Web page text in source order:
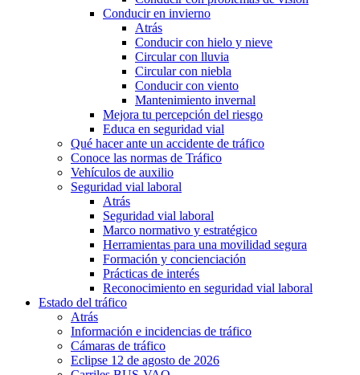
Conducir en invierno
Atrás
Conducir con hielo y nieve
Circular con lluvia
Circular con niebla
Conducir con viento
Mantenimiento invernal
Mejora tu percepción del riesgo
Educa en seguridad vial
Qué hacer ante un accidente de tráfico
Conoce las normas de Tráfico
Vehículos de auxilio
Seguridad vial laboral
Atrás
Seguridad vial laboral
Marco normativo y estratégico
Herramientas para una movilidad segura
Formación y concienciación
Prácticas de interés
Reconocimiento en seguridad vial laboral
Estado del tráfico
Atrás
Información e incidencias de tráfico
Cámaras de tráfico
Eclipse 12 de agosto de 2026